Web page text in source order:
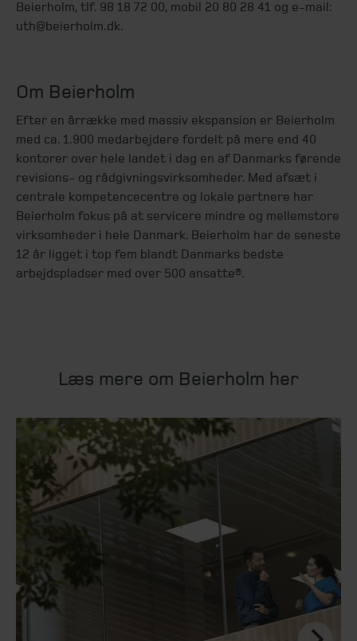
Beierholm, tlf. 98 18 72 00, mobil 20 80 28 41 og e-mail:
uth@beierholm.dk.
Om Beierholm
Efter en årrække med massiv ekspansion er Beierholm
med ca. 1.900 medarbejdere fordelt på mere end 40
kontorer over hele landet i dag en af Danmarks førende
revisions- og rådgivningsvirksomheder. Med afsæt i
centrale kompetencecentre og lokale partnere har
Beierholm fokus på at servicere mindre og mellemstore
virksomheder i hele Danmark. Beierholm har de seneste
12 år ligget i top fem blandt Danmarks bedste
arbejdspladser med over 500 ansatte®.
Læs mere om Beierholm her